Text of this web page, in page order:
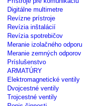
Digitálne multimetre
Revízne prístroje
Revízia inštalácií
Revízia spotrebičov
Meranie izolačného odporu
Meranie zemných odporov
Príslušenstvo
ARMATÚRY
Elektromagnetické ventily
Dvojcestné ventily
Trojcestné ventily